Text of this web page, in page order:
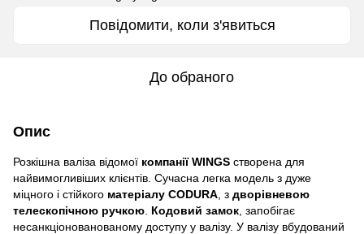
Повідомити, коли з'явиться
До обраного
Опис
Розкішна валіза відомої компанії WINGS створена для
найвимогливіших клієнтів. Сучасна легка модель з дуже
міцного і стійкого матеріалу CODURA , з дворівневою
телескопічною ручкою Кодовий замок , запобігає
несанкціонованованому доступу у валізу. У валізу вбудований